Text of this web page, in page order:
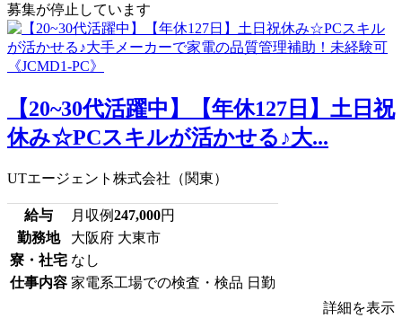
募集が停止しています
【20~30代活躍中】【年休127日】土日祝
休み☆PCスキルが活かせる♪大...
UTエージェント株式会社（関東）
給与 月収例247,000円
勤務地
大阪府 大東市
寮・社宅 なし
仕事内容 家電系工場での検査・検品 日勤
詳細を表示